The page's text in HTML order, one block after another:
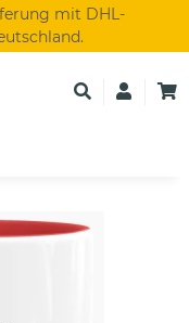
mit DHL-